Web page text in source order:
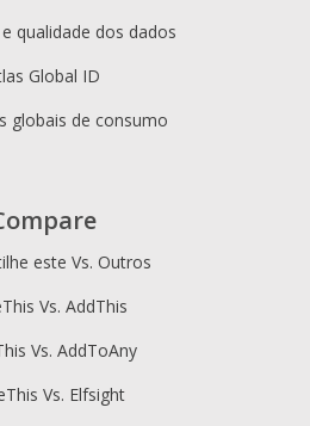
qualidade dos dados
Global ID
globais de consumo
este Vs. Outros
Vs. AddThis
Vs. AddToAny
Vs. Elfsight